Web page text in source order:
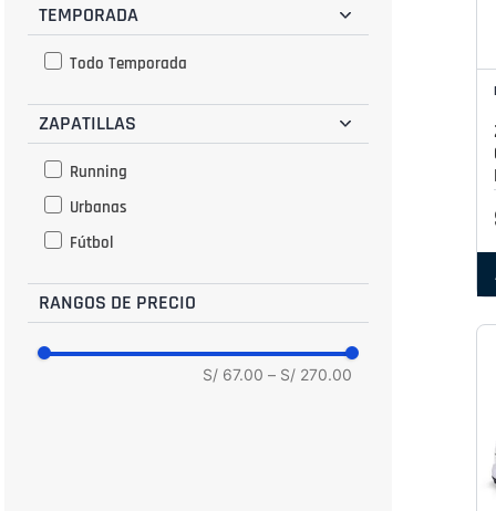
32
33.5
36
TEMPORADA
Todo Temporada
ZAPATILLAS
Running
Urbanas
Fútbol
RANGOS DE PRECIO
S/ 67.00 – S/ 270.00